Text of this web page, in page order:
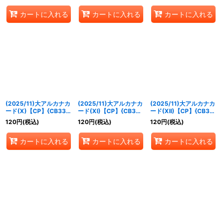
カートに入れる カートに入れる カートに入れる
(2025/11)大アルカナカ
ード(X)【CP】{CB33-
CP01}《青》
120円(税込)
カートに入れる
(2025/11)大アルカナカ
ード(XI)【CP】{CB33-
CP01}《青》
120円(税込)
カートに入れる
(2025/11)大アルカナカ
ード(XII)【CP】{CB33-
CP01}《青》
120円(税込)
カートに入れる